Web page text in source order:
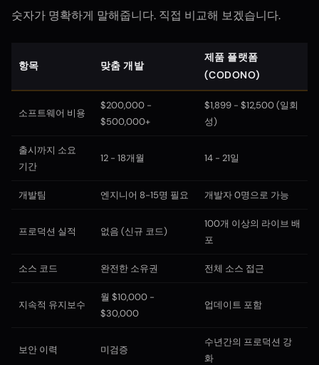
숫자가 명확하게 말해줍니다. 직접 비교해 보겠습니다.
항목 맞춤 개발
제품 플랫폼
(CODONO)
소프트웨어 비용
$200,000 -
$500,000+
$1,899 - $12,500 (일회
성)
출시까지 소요
기간
12 - 18개월 14 - 21일
개발팀 엔지니어 8-15명 필요 개발자 0명으로 가능
프로덕션 실적 없음 (신규 코드)
100개 이상의 라이브 배
포
소스 코드 완전한 소유권 전체 소스 접근
지속적 유지보수
월 $10,000 -
$30,000
업데이트 포함
보안 이력 미검증
수년간의 프로덕션 강
화